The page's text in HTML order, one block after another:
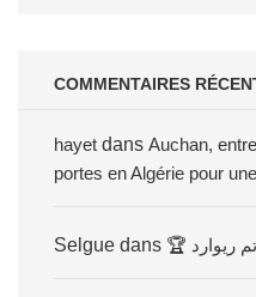
COMMENTAIRES
hayet dans Auchan,
portes en Algérie pour
Selgue dans تم ريوارد